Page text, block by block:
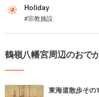
Holiday
#宗教施設
鶴嶺八幡宮周辺のおで
東海道散歩その